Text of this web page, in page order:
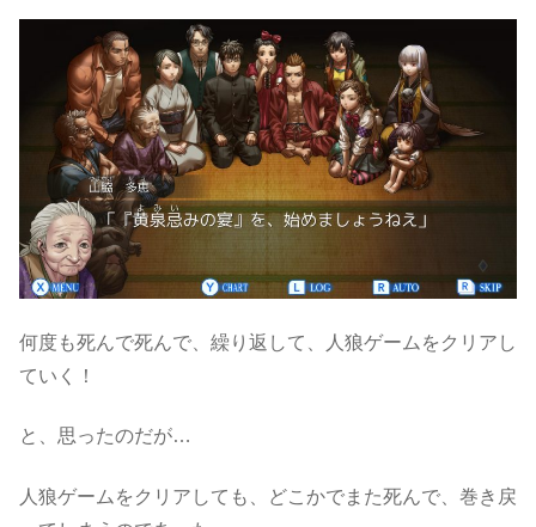
何度も死んで死んで、繰り返して、人狼ゲームをクリアし
ていく！
と、思ったのだが…
人狼ゲームをクリアしても、どこかでまた死んで、巻き戻